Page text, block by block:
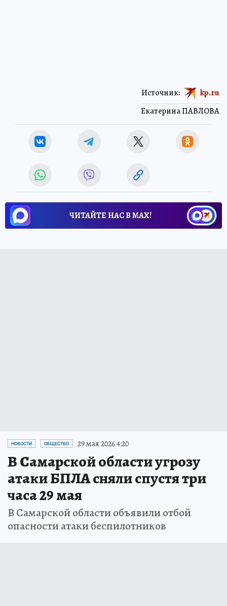
Екатерина ПАВЛОВА
Источник: kp.ru
ЧИТАЙТЕ НАС В МАХ!
НОВОСТИ ОБЩЕСТВО 29 мая 2026 4:20
В Самарской области угрозу
атаки БПЛА сняли спустя три
часа 29 мая
В Самарской области объявили отбой
опасности атаки беспилотников